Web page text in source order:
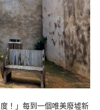
！」每到一個唯美廢墟新